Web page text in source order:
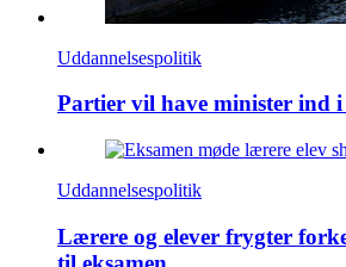
Uddannelsespolitik
Partier vil have minister ind i
Uddannelsespolitik
Lærere og elever frygter